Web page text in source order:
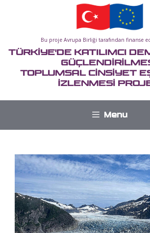
Bu proje Avrupa Birliği tarafından finanse
TÜRKİYE'DE KATILIMCI
TOPLUMSAL CİNSİYET
İZLENMESİ
Menu